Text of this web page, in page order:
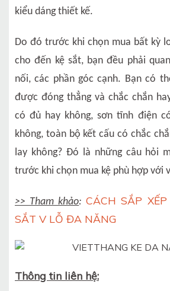
kiểu dáng thiết kế.
Do đó trước khi chọn mua bất kỳ
cho đến kệ sắt, bạn đều phải
nối, các phần góc cạnh. Bạn có
được đóng thẳng và chắc chắn
có đủ hay không, sơn tĩnh điện
không, toàn bộ kết cấu có chắc
lay không? Đó là những câu hỏi
trước khi chọn mua kệ phù hợp với
>> Tham khảo:CÁCH SẮP
SẮT V LỖ ĐA NĂNG
Thông tin liên hệ: